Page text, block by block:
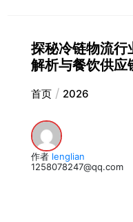
探秘冷链物流行
解析与餐饮供应
首页 2026
作者 lenglian
1258078247@qq.com